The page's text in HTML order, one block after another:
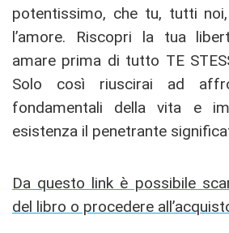
potentissimo, che tu, tutti
l’amore. Riscopri la tua
amare prima di tutto TE
Solo così riuscirai ad
fondamentali della vita e
esistenza il penetrante
Da questo link è possibile
del libro o procedere